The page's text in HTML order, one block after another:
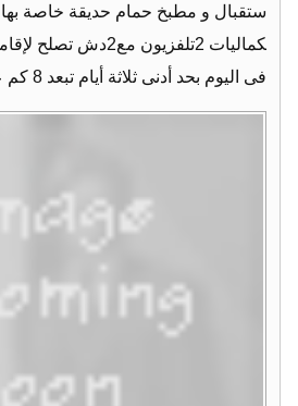
ستقبال و مطبخ حمام حديقة خاصة
فى اليوم بحد أدنى ثلاثة أيام تبعد 8 كم عن سوق المدينة…